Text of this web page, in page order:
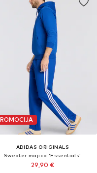
ADIDAS ORIGINALS
Sweater majica 'Essentials'
29,90 €